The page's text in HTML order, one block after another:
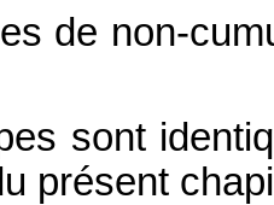
de non-
sont
présent